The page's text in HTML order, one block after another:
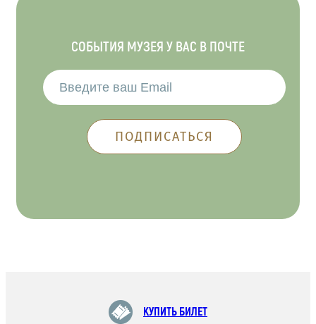
СОБЫТИЯ МУЗЕЯ У ВАС В ПОЧТЕ
КУПИТЬ БИЛЕТ